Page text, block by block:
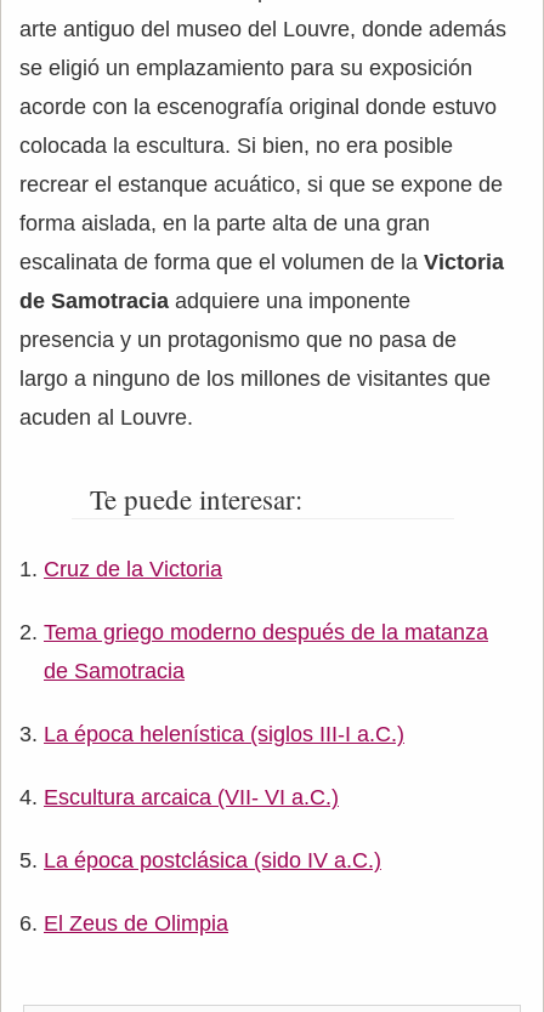
arte antiguo del museo del Louvre, donde además
se eligió un emplazamiento para su exposición
acorde con la escenografía original donde estuvo
colocada la escultura. Si bien, no era posible
recrear el estanque acuático, si que se expone de
forma aislada, en la parte alta de una gran
escalinata de forma que el volumen de la Victoria
de Samotracia adquiere una imponente
presencia y un protagonismo que no pasa de
largo a ninguno de los millones de visitantes que
acuden al Louvre.
Te puede interesar:
Cruz de la Victoria
Tema griego moderno después de la matanza
de Samotracia
La época helenística (siglos III-I a.C.)
Escultura arcaica (VII- VI a.C.)
La época postclásica (sido IV a.C.)
El Zeus de Olimpia